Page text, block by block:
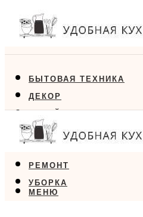
БЫТОВАЯ ТЕХНИКА
ДЕКОР
ДИЗАЙН
ЕДА
РЕМОНТ
УБОРКА
МЕНЮ